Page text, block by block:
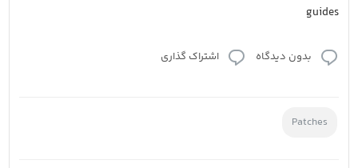
guides
بدون دیدگاه اشتراک گذاری
Patches